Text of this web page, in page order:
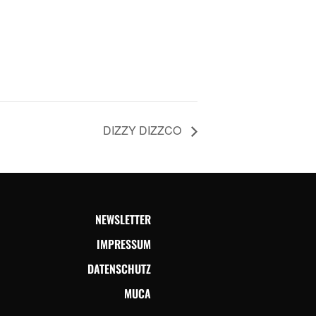
DIZZY DIZZCO
NEWSLETTER
IMPRESSUM
DATENSCHUTZ
MUCA